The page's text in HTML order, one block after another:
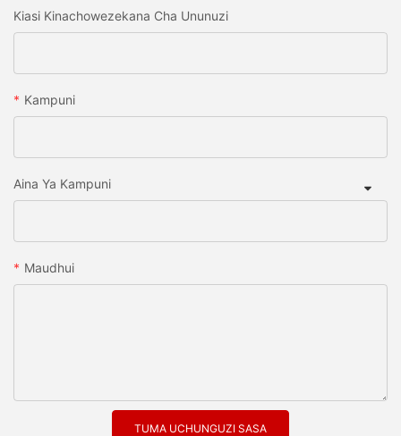
Kiasi Kinachowezekana Cha Ununuzi
Kampuni
Aina Ya Kampuni
Maudhui
TUMA UCHUNGUZI SASA